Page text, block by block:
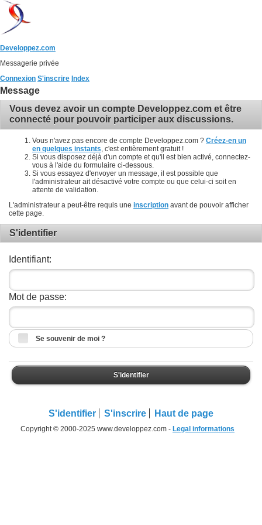
Developpez.com
Messagerie privée
Connexion S'inscrire Index
Message
Vous devez avoir un compte Developpez.com et être
connecté pour pouvoir participer aux discussions.
Vous n'avez pas encore de compte Developpez.com ? Créez-en un
en quelques instants , c'est entièrement gratuit !
Si vous disposez déjà d'un compte et qu'il est bien activé, connectez-
vous à l'aide du formulaire ci-dessous.
Si vous essayez d'envoyer un message, il est possible que
l'administrateur ait désactivé votre compte ou que celui-ci soit en
attente de validation.
L'administrateur a peut-être requis une inscription avant de pouvoir afficher
cette page.
S'identifier
Identifiant:
Mot de passe:
Se souvenir de moi ?
S'identifier
S'identifier S'inscrire Haut de page
Copyright © 2000-2025 www.developpez.com - Legal informations